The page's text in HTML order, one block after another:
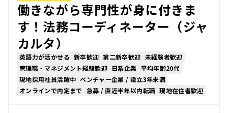
働きながら専門性が身に付きま
す！法務コーディネーター（ジャ
カルタ）
英語力が活かせる 新卒歓迎 第二新卒歓迎 未経験者歓迎
管理職・マネジメント経験歓迎 日系企業 平均年齢20代
現地採用社員活躍中 ベンチャー企業 / 設立3年未満
オンラインで内定まで 急募 / 直近半年以内転職 現地在住者歓迎